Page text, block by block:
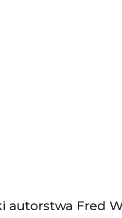
autorstwa Fred